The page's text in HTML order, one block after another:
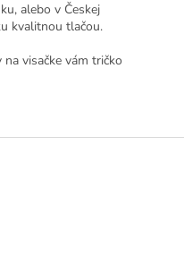
alebo v Českej
kvalitnou tlačou.
visačke vám tričko